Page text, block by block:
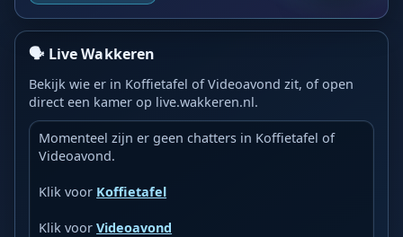
🗣️ Live Wakkeren
Bekijk wie er in Koffietafel of Videoavond zit, of open
direct een kamer op live.wakkeren.nl.
Momenteel zijn er geen chatters in Koffietafel of
Videoavond.
Klik voor Koffietafel
Klik voorVideoavond